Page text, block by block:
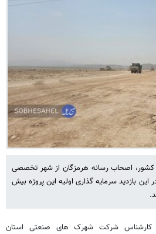
اصحاب رسانه هرمزگان از شهر تخصصی
بازدید سرمایه گذاری اولیه این پروژه بیش
کارشناس شرکت شهرک های صنعتی استان